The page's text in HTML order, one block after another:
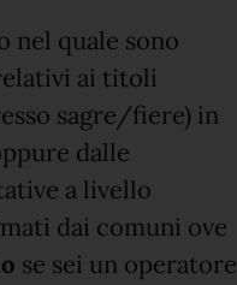
nel quale sono
ai titoli
sagre/fiere) in
dalle
a livello
dai comuni ove
se sei un operatore